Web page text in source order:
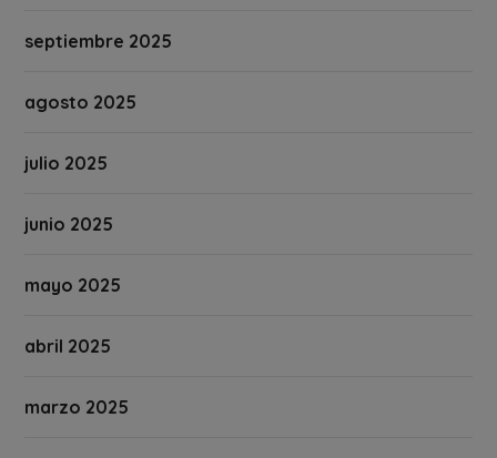
septiembre 2025
agosto 2025
julio 2025
junio 2025
mayo 2025
abril 2025
marzo 2025